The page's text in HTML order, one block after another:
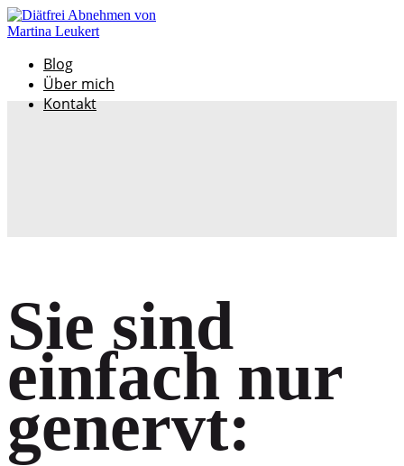
Blog
Über mich
Kontakt
Sie sind
einfach nur
genervt: